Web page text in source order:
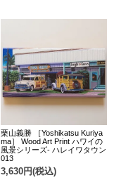
栗山義勝 ［Yoshikatsu Kuriya
ma］ Wood Art Print ハワイの
風景シリーズ- ハレイワタウン
013
3,630円(税込)